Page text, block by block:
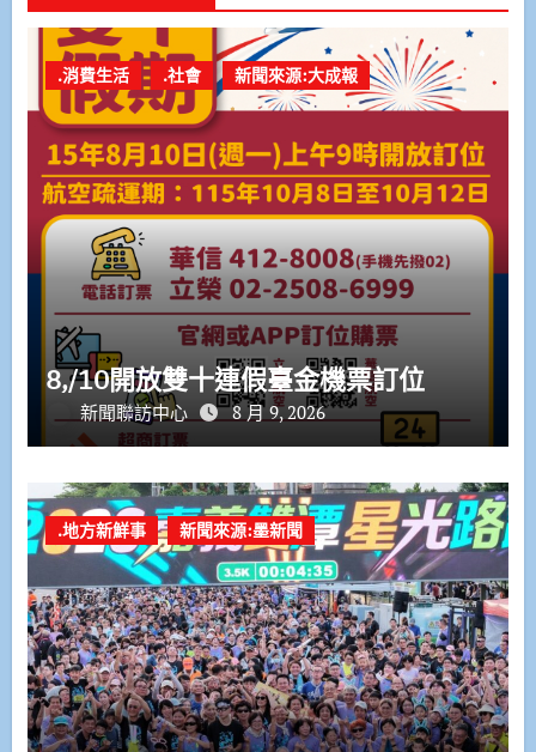
.消費生活 .社會 新聞來源:大成報
8,/10開放雙十連假臺金機票訂位
新聞聯訪中心 8 月 9, 2026
.地方新鮮事 新聞來源:墨新聞